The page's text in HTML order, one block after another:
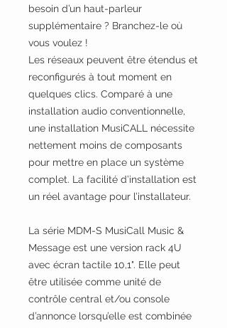
besoin d’un haut-parleur
supplémentaire ? Branchez-le où
vous voulez !
Les réseaux peuvent être étendus et
reconfigurés à tout moment en
quelques clics. Comparé à une
installation audio conventionnelle,
une installation MusiCALL nécessite
nettement moins de composants
pour mettre en place un système
complet. La facilité d’installation est
un réel avantage pour l’installateur.
La série MDM-S MusiCall Music &
Message est une version rack 4U
avec écran tactile 10,1". Elle peut
être utilisée comme unité de
contrôle central et/ou console
d’annonce lorsqu’elle est combinée